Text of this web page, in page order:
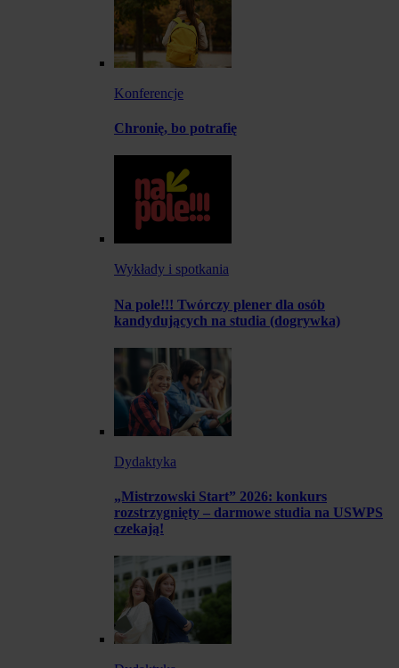
Konferencje
Chronię, bo potrafię
Wykłady i spotkania
Na pole!!! Twórczy plener dla osób
kandydujących na studia (dogrywka)
Dydaktyka
„Mistrzowski Start” 2026: konkurs
rozstrzygnięty – darmowe studia na USWPS
czekają!